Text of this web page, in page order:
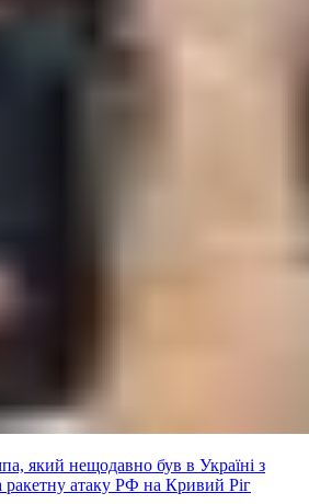
який нещодавно був в Україні з
ракетну атаку РФ на Кривий Ріг